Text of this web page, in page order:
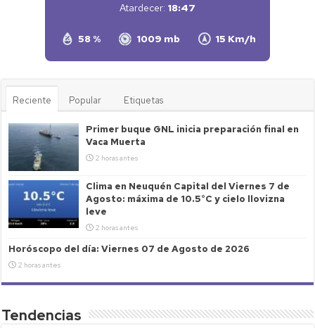
58 % 1009 mb 15 Km/h
Atardecer: 18:47
Reciente Popular Etiquetas
Primer buque GNL inicia preparación final en
Vaca Muerta
2 horas antes
Clima en Neuquén Capital del Viernes 7 de
Agosto: máxima de 10.5°C y cielo llovizna
leve
2 horas antes
Horóscopo del día: Viernes 07 de Agosto de 2026
2 horas antes
Tendencias